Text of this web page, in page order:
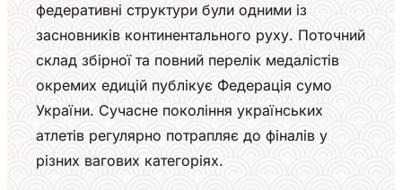
федеративні структури були одними із
засновників континентального руху. Поточний
склад збірної та повний перелік медалістів
окремих едицій публікує Федерація сумо
України. Сучасне покоління українських
атлетів регулярно потрапляє до фіналів у
різних вагових категоріях.